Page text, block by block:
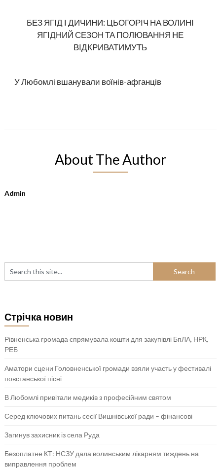
БЕЗ ЯГІД І ДИЧИНИ: ЦЬОГОРІЧ НА ВОЛИНІ
ЯГІДНИЙ СЕЗОН ТА ПОЛЮВАННЯ НЕ
ВІДКРИВАТИМУТЬ
У Любомлі вшанували воїнів-афганців
About The Author
Admin
Стрічка новин
Рівненська громада спрямувала кошти для закупівлі БпЛА, НРК,
РЕБ
Аматори сцени Головненської громади взяли участь у фестивалі
повстанської пісні
В Любомлі привітали медиків з професійним святом
Серед ключових питань сесії Вишнівської ради – фінансові
Загинув захисник із села Руда
Безоплатне КТ: НСЗУ дала волинським лікарням тиждень на
виправлення проблем